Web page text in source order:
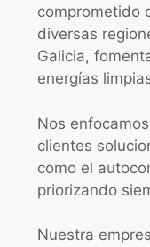
comprometido
diversas
Galicia,
energías
Nos
clientes
como el
priorizando
Nuestra